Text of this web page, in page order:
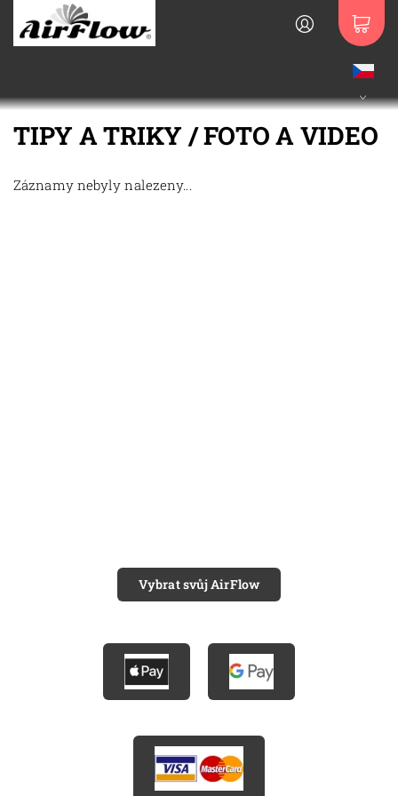
TIPY A TRIKY / FOTO A VIDEO
Záznamy nebyly nalezeny...
Vybrat svůj AirFlow